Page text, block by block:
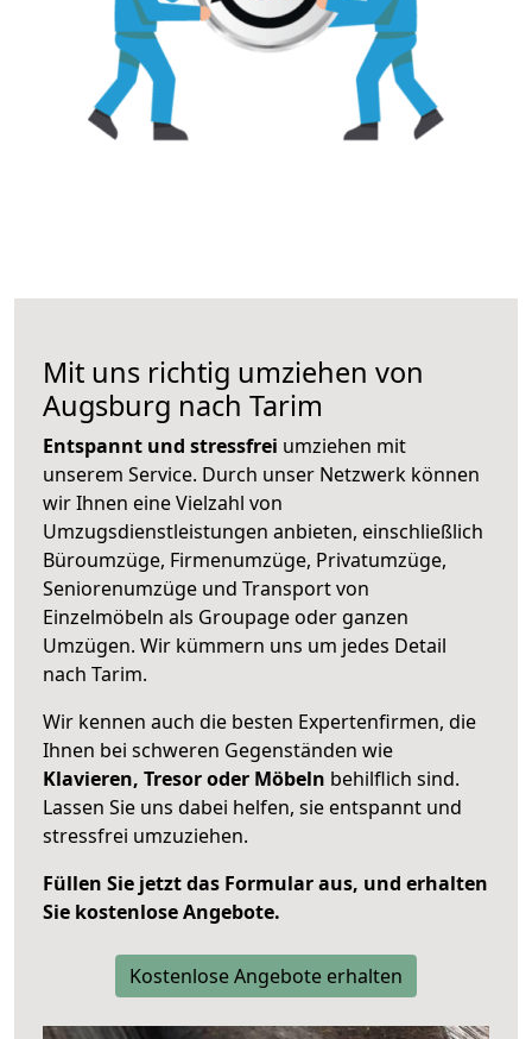
Mit uns richtig umziehen von
Augsburg nach Tarim
Entspannt und stressfrei umziehen mit
unserem Service. Durch unser Netzwerk können
wir Ihnen eine Vielzahl von
Umzugsdienstleistungen anbieten, einschließlich
Büroumzüge, Firmenumzüge, Privatumzüge,
Seniorenumzüge und Transport von
Einzelmöbeln als Groupage oder ganzen
Umzügen. Wir kümmern uns um jedes Detail
nach Tarim.
Wir kennen auch die besten Expertenfirmen, die
Ihnen bei schweren Gegenständen wie
Klavieren, Tresor oder Möbeln behilflich sind.
Lassen Sie uns dabei helfen, sie entspannt und
stressfrei umzuziehen.
Füllen Sie jetzt das Formular aus, und erhalten
Sie kostenlose Angebote.
Kostenlose Angebote erhalten